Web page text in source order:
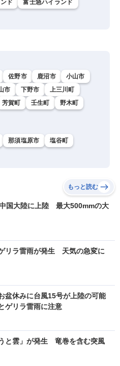
ド
富士急ハイランド
佐野市 鹿沼市
小山市
市 下野市
上三川町
芳賀町 壬生町
野木町
那須塩原市
塩谷町
もっと読む
国大陸に上陸 最大500mmの大
リラ雷雨が発生 天気の急変に
休みに台風15号が上陸の可能
リラ雷雨に注意
と雲」が発生 竜巻を含む突風